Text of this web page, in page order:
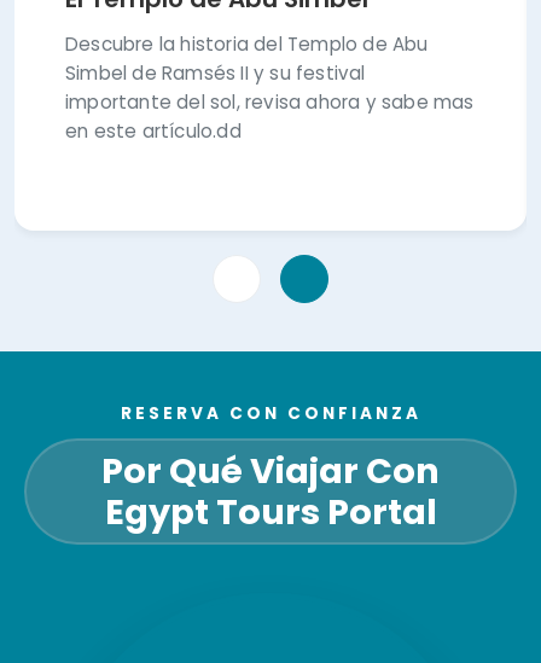
Descubre la historia del Templo de Abu
Simbel de Ramsés II y su festival
importante del sol, revisa ahora y sabe mas
en este artículo.dd
RESERVA CON CONFIANZA
Por Qué Viajar Con
Egypt Tours Portal